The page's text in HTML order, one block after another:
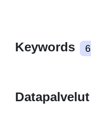
Keywords 6
Datapalvelut